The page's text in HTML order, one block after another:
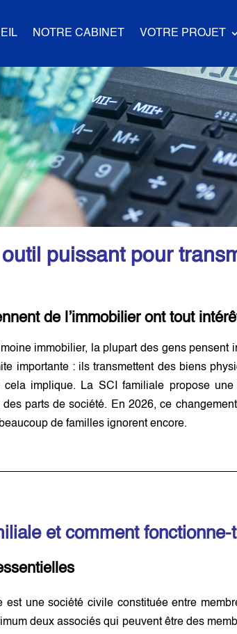
NOTRE CABINET VOTRE PROJET
pour transmettre son
puissant pour
de l’immobilier ont tout
immobilier, la plupart des gens pensent
importante : ils transmettent des biens
implique. La SCI familiale propose
parts de société. En 2026, ce
de familles ignorent encore.
et comment
une société civile constituée entre
deux associés qui peuvent être des